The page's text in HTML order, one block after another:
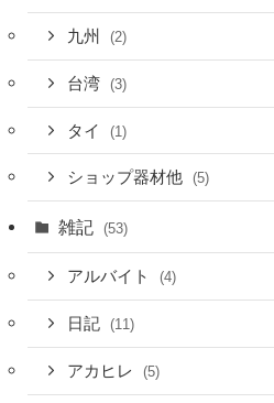
九州 (2)
台湾 (3)
タイ (1)
ショップ器材他 (5)
雑記 (53)
アルバイト (4)
日記 (11)
アカヒレ (5)